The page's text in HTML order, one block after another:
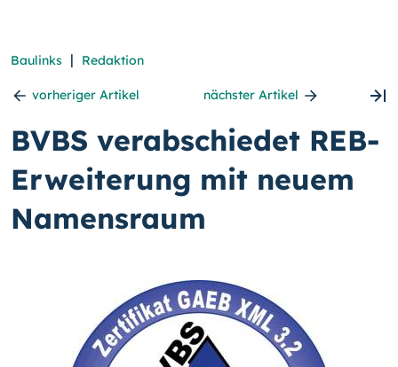
Baulinks | Redaktion
vorheriger Artikel nächster Artikel
BVBS verabschiedet REB-
Erweiterung mit neuem
Namensraum